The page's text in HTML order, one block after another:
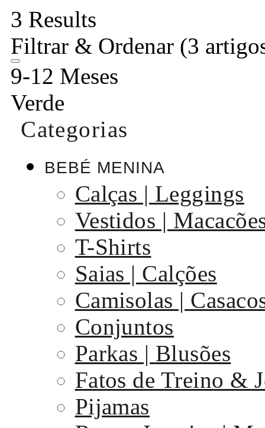
3 Results
Filtrar & Ordenar (3
9-12 Meses
Verde
Categorias
BEBÉ MENINA
Calças | Leggings
Vestidos |
T-Shirts
Saias | Calções
Camisolas |
Conjuntos
Parkas | Blusões
Fatos de Treino &
Pijamas